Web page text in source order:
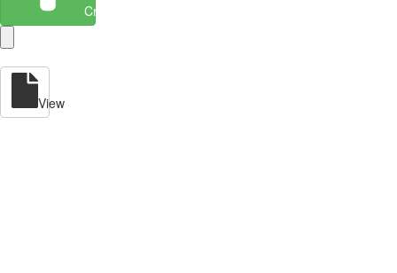
Create Entity
View